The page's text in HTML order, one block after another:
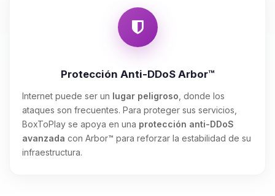
Protección Anti-DDoS Arbor™
Internet puede ser un lugar peligroso , donde los
ataques son frecuentes. Para proteger sus servicios,
BoxToPlay se apoya en una protección anti-DDoS
avanzada con Arbor™ para reforzar la estabilidad de su
infraestructura.